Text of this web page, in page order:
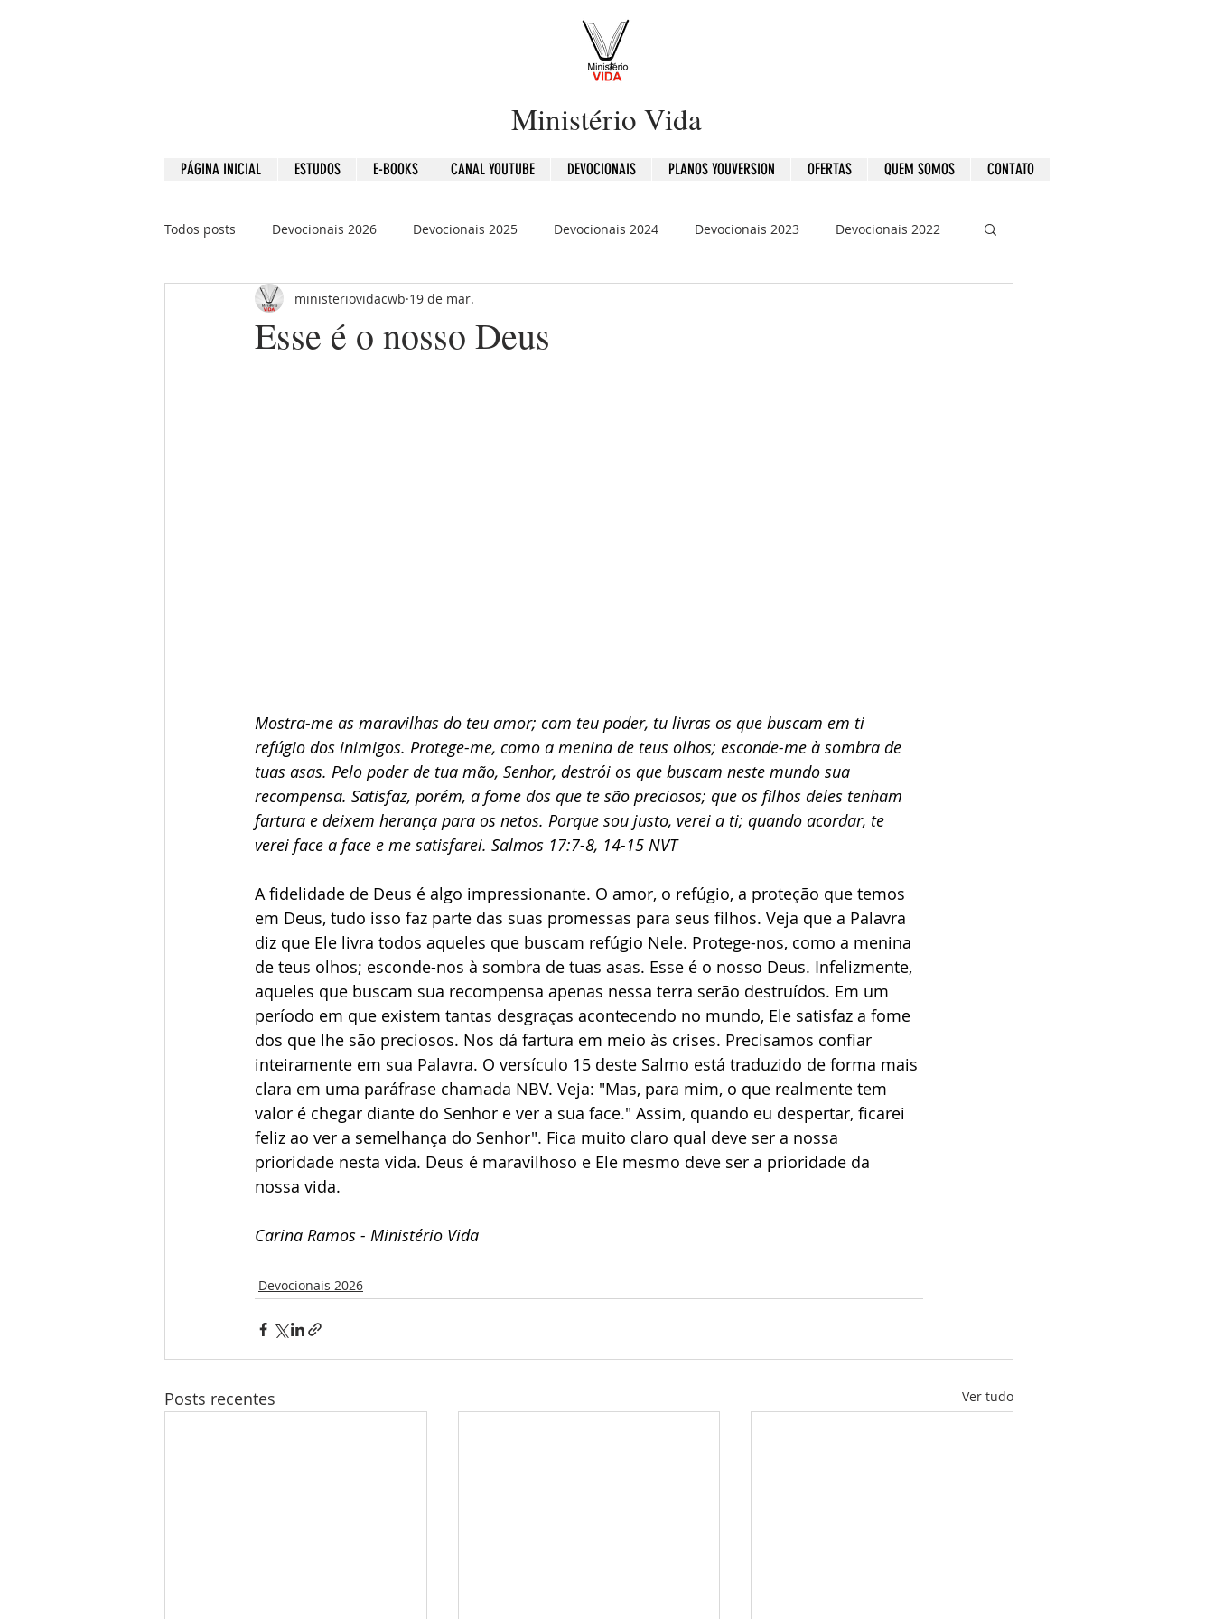
Ministério Vida
PÁGINA INICIAL ESTUDOS E-BOOKS CANAL YOUTUBE DEVOCIONAIS PLANOS YOUVERSION OFERTAS QUEM SOMOS CONTATO
Todos posts Devocionais 2026 Devocionais 2025 Devocionais 2024 Devocionais 2023 Devocionais 2022
Devocionais 2021 Devocionais 2020
Esse é o nosso Deus
ministeriovidacwb 19 de mar.
Mostra-me as maravilhas do teu amor; com teu poder, tu livras os que buscam em ti
refúgio dos inimigos. Protege-me, como a menina de teus olhos; esconde-me à sombra de
tuas asas. Pelo poder de tua mão, Senhor, destrói os que buscam neste mundo sua
recompensa. Satisfaz, porém, a fome dos que te são preciosos; que os filhos deles tenham
fartura e deixem herança para os netos. Porque sou justo, verei a ti; quando acordar, te
verei face a face e me satisfarei. Salmos 17:7-8, 14-15 NVT
A fidelidade de Deus é algo impressionante. O amor, o refúgio, a proteção que temos
em Deus, tudo isso faz parte das suas promessas para seus filhos. Veja que a Palavra
diz que Ele livra todos aqueles que buscam refúgio Nele. Protege-nos, como a menina
de teus olhos; esconde-nos à sombra de tuas asas. Esse é o nosso Deus. Infelizmente,
aqueles que buscam sua recompensa apenas nessa terra serão destruídos. Em um
período em que existem tantas desgraças acontecendo no mundo, Ele satisfaz a fome
dos que lhe são preciosos. Nos dá fartura em meio às crises. Precisamos confiar
inteiramente em sua Palavra. O versículo 15 deste Salmo está traduzido de forma mais
clara em uma paráfrase chamada NBV. Veja: "Mas, para mim, o que realmente tem
valor é chegar diante do Senhor e ver a sua face." Assim, quando eu despertar, ficarei
feliz ao ver a semelhança do Senhor". Fica muito claro qual deve ser a nossa
prioridade nesta vida. Deus é maravilhoso e Ele mesmo deve ser a prioridade da
nossa vida.
Carina Ramos - Ministério Vida
Devocionais 2026
Posts recentes Ver tudo